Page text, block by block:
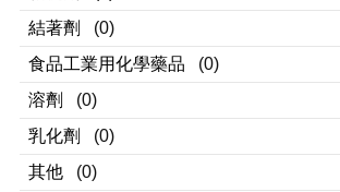
結著劑
(0)
食品工業用化學藥品
(0)
溶劑
(0)
乳化劑
(0)
其他
(0)